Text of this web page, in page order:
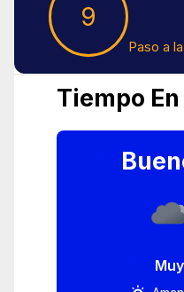
9
Paso a
Tiempo